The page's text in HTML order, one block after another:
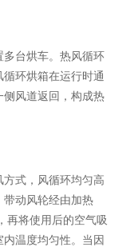
台烘车。热风循环
环烘箱在运行时通
风道返回，构成热
式，风循环均匀高
带动风轮经由加热
再将使用后的空气吸
温度均匀性。当因